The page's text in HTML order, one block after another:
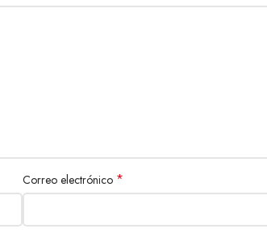
Correo electrónico *